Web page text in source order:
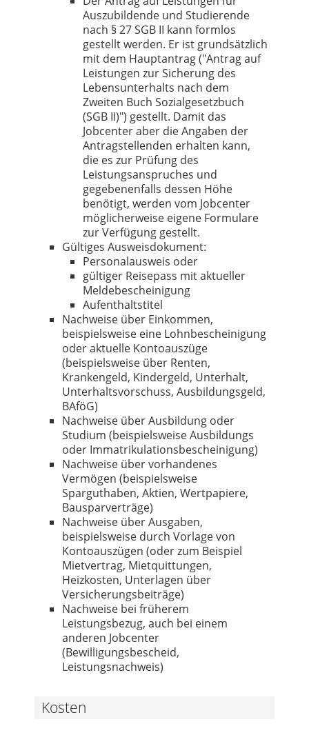
Auszubildende und Studierende
nach § 27 SGB II kann formlos
gestellt werden. Er ist grundsätzlich
mit dem Hauptantrag ("Antrag auf
Leistungen zur Sicherung des
Lebensunterhalts nach dem
Zweiten Buch Sozialgesetzbuch
(SGB II)") gestellt. Damit das
Jobcenter aber die Angaben der
Antragstellenden erhalten kann,
die es zur Prüfung des
Leistungsanspruches und
gegebenenfalls dessen Höhe
benötigt, werden vom Jobcenter
möglicherweise eigene Formulare
zur Verfügung gestellt.
Gültiges Ausweisdokument:
Personalausweis oder
gültiger Reisepass mit aktueller
Meldebescheinigung
Aufenthaltstitel
Nachweise über Einkommen,
beispielsweise eine Lohnbescheinigung
oder aktuelle Kontoauszüge
(beispielsweise über Renten,
Krankengeld, Kindergeld, Unterhalt,
Unterhaltsvorschuss, Ausbildungsgeld,
BAföG)
Nachweise über Ausbildung oder
Studium (beispielsweise Ausbildungs
oder Immatrikulationsbescheinigung)
Nachweise über vorhandenes
Vermögen (beispielsweise
Sparguthaben, Aktien, Wertpapiere,
Bausparverträge)
Nachweise über Ausgaben,
beispielsweise durch Vorlage von
Kontoauszügen (oder zum Beispiel
Mietvertrag, Mietquittungen,
Heizkosten, Unterlagen über
Versicherungsbeiträge)
Nachweise bei früherem
Leistungsbezug, auch bei einem
anderen Jobcenter
(Bewilligungsbescheid,
Leistungsnachweis)
Kosten